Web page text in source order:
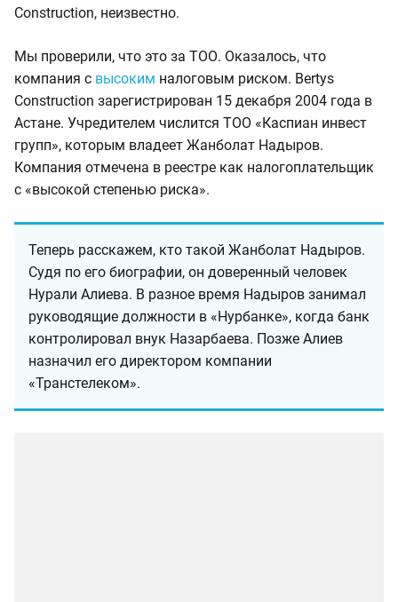
Construction, неизвестно.
Мы проверили, что это за ТОО. Оказалось, что
компания с высоким налоговым риском. Bertys
Construction зарегистрирован 15 декабря 2004 года в
Астане. Учредителем числится ТОО «Каспиан инвест
групп», которым владеет Жанболат Надыров.
Компания отмечена в реестре как налогоплательщик
с «высокой степенью риска».
Теперь расскажем, кто такой Жанболат Надыров.
Судя по его биографии, он доверенный человек
Нурали Алиева. В разное время Надыров занимал
руководящие должности в «Нурбанке», когда банк
контролировал внук Назарбаева. Позже Алиев
назначил его директором компании
«Транстелеком».